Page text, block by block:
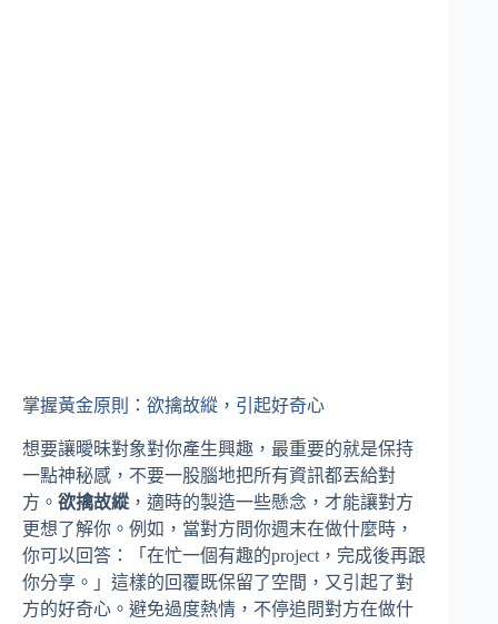
掌握黃金原則：欲擒故縱，引起好奇心
想要讓曖昧對象對你產生興趣，最重要的就是保持
一點神秘感，不要一股腦地把所有資訊都丟給對
方。 欲擒故縱 ，適時的製造一些懸念，才能讓對方
更想了解你。例如，當對方問你週末在做什麼時，
你可以回答：「在忙一個有趣的project，完成後再跟
你分享。」這樣的回覆既保留了空間，又引起了對
方的好奇心。避免過度熱情，不停追問對方在做什